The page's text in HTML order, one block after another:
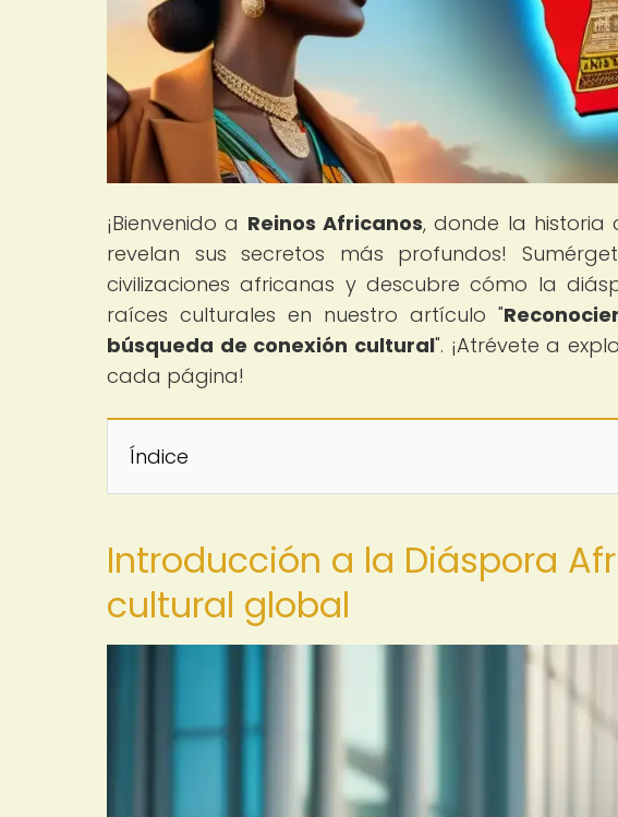
¡Bienvenido a Reinos Africanos, donde la historia
revelan sus secretos más profundos!
civilizaciones africanas y descubre cómo la
raíces culturales en nuestro artículo "
búsqueda de conexión cultural". ¡Atrévete a
cada página!
Índice
Introducción a la Diáspora
cultural global